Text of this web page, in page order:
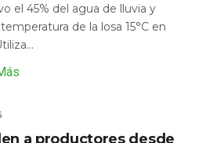
el 45% del agua de lluvia y
de la losa 15°C en
a productores desde